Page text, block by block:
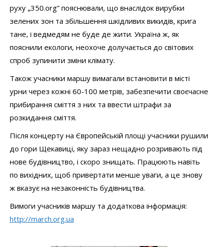
руху „350.org” пояснювали, що внаслідок вирубки
зелених зон та збільшення шкідливих викидів, крига
тане, і ведмедям не буде де жити. Україна ж, як
пояснили екологи, неохоче долучається до світових
спроб зупинити зміни клімату.
Також учасники маршу вимагали встановити в місті
урни через кожні 60-100 метрів, забезпечити своєчасне
прибирання сміття з них та ввести штрафи за
розкидання сміття.
Після концерту на Європейській площі учасники рушили
до гори Щекавиці, яку зараз нещадно розривають під
нове будівництво, і скоро знищать. Працюють навіть
по вихідних, щоб привертати менше уваги, а це знову
ж вказує на незаконність будівництва.
Вимоги учасників маршу та додаткова інформація:
http://march.org.ua